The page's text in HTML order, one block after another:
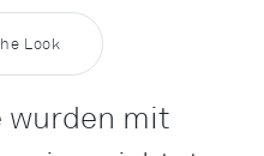
Look
wurden mit